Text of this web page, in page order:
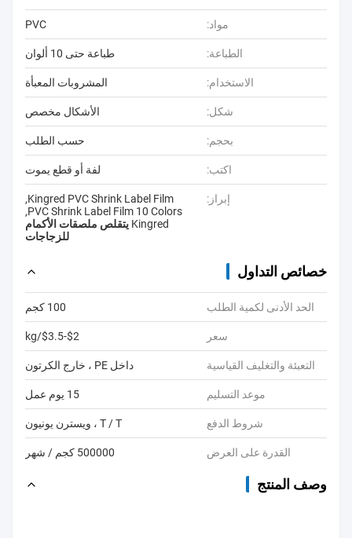
مواد: PVC
الطباعة: طباعة حتى 10 ألوان
الاستخدام: المشروبات المعبأة
شكل: الأشكال مخصص
بحجم: حسب الطلب
اكتب: لفة أو قطع يموت
إبراز: Kingred PVC Shrink Label Film
,
PVC Shrink Label Film 10 Colors
,
Kingred يتقلص ملصقات الأكمام
للزجاجات
خصائص التداول
الحد الأدنى لكمية الطلب 100 كجم
سعر $2-$3.5/kg
التعبئة والتغليف القياسية داخل PE ، خارج الكرتون
موعد التسليم 15 يوم عمل
شروط الدفع T / T ، ويسترن يونيون
القدرة على العرض 500000 كجم / شهر
وصف المنتج